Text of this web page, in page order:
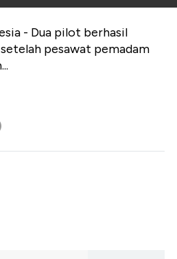
- Dua pilot berhasil
pesawat pemadam